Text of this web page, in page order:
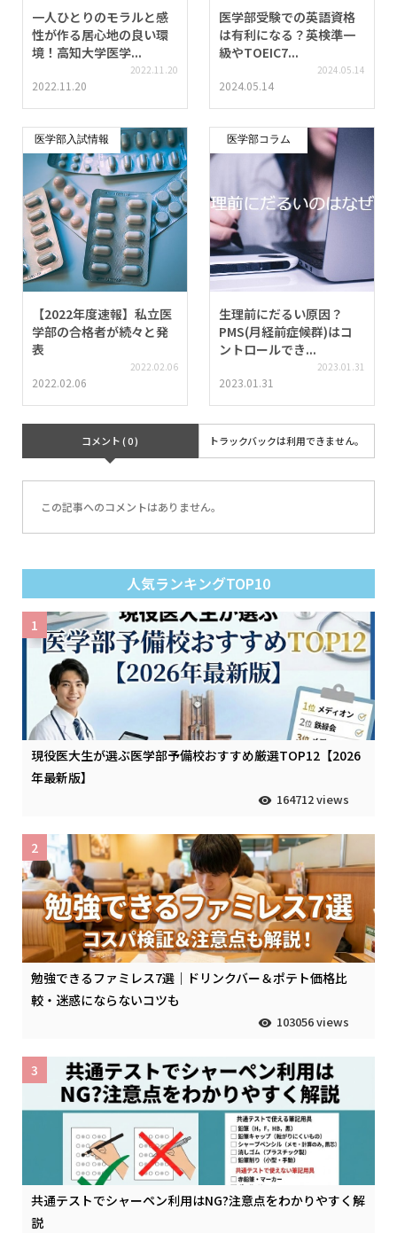
一人ひとりのモラルと感
性が作る居心地の良い環
境！高知大学医学...
2022.11.20
2022.11.20
医学部受験での英語資格
は有利になる？英検準一
級やTOEIC7...
2024.05.14
2024.05.14
医学部入試情報
【2022年度速報】私立医
学部の合格者が続々と発
表
2022.02.06
2022.02.06
医学部コラム
生理前にだるい原因？
PMS(月経前症候群)はコ
ントロールでき...
2023.01.31
2023.01.31
コメント ( 0 ) トラックバックは利用できません。
この記事へのコメントはありません。
人気ランキングTOP10
現役医大生が選ぶ医学部予備校おすすめ厳選TOP12【2026
年最新版】
164712 views
1
勉強できるファミレス7選｜ドリンクバー＆ポテト価格比
較・迷惑にならないコツも
103056 views
2
共通テストでシャーペン利用はNG?注意点をわかりやすく解
説
3